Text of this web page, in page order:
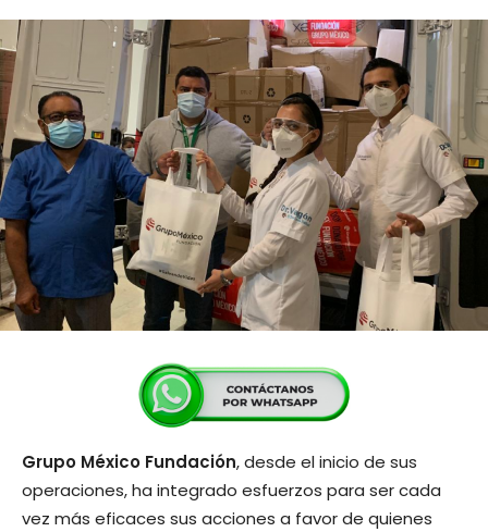
Grupo México Fundación, desde el inicio de sus
operaciones, ha integrado esfuerzos para ser cada
vez más eficaces sus acciones a favor de quienes